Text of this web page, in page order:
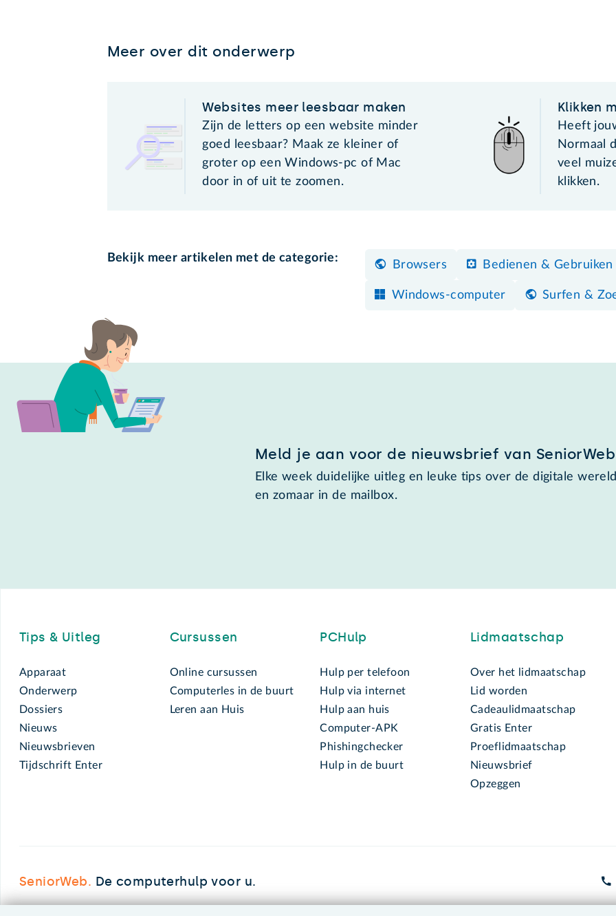
Meer over dit onderwerp
Websites meer leesbaar maken
Zijn de letters op een website minder
goed leesbaar? Maak ze kleiner of
groter op een Windows-pc of Mac
door in of uit te zoomen.
Klikken
Heeft
Normaal
veel
klikken.
Bekijk meer artikelen met de categorie:
Browsers Bedienen & Gebruiken
Windows-computer Surfen &
Meld je aan voor de nieuwsbrief van SeniorWeb
Elke week duidelijke uitleg en leuke tips over de digitale
en zomaar in de mailbox.
Tips & Uitleg
Apparaat
Onderwerp
Dossiers
Nieuws
Nieuwsbrieven
Tijdschrift Enter
Cursussen
Online cursussen
Computerles in de buurt
Leren aan Huis
PCHulp
Hulp per telefoon
Hulp via internet
Hulp aan huis
Computer-APK
Phishingchecker
Hulp in de buurt
Lidmaatschap
Over het lidmaatschap
Lid worden
Cadeaulidmaatschap
Gratis Enter
Proeflidmaatschap
Nieuwsbrief
Opzeggen
SeniorWeb. De computerhulp voor u.